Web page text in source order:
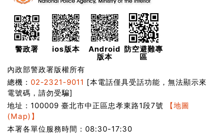
警政署 ios版本
Android
版本
防空避難專
區
內政部警政署版權所有
總機： 02-2321-9011 [本電話僅具受話功能，無法顯示來
電號碼，請勿受騙]
地址：100009 臺北市中正區忠孝東路1段7號
【地圖
(Map)】
本署各單位服務時間：08:30-17:30